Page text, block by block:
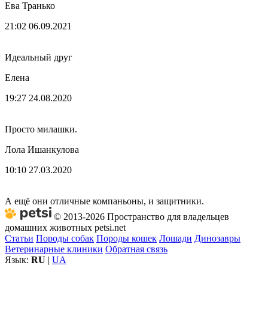
Ева Транько
21:02 06.09.2021
Идеальный друг
Елена
19:27 24.08.2020
Просто милашки.
Лола Ишанкулова
10:10 27.03.2020
А ещё они отличные компаньоны, и защитники.
© 2013-2026 Пространство для владельцев
домашних животных petsi.net
Статьи Породы собак Породы кошек Лошади Динозавры
Ветеринарные клиники Обратная связь
Язык: RU | UA